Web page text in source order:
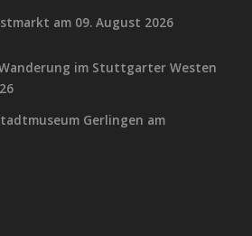
am 09. August 2026
im Stuttgarter Westen
Gerlingen am